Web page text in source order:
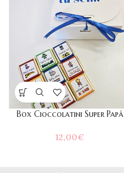
Box Cioccolatini Super Papà
12,00€